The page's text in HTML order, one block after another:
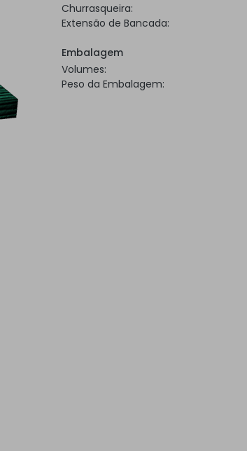
Churrasqueira:
Extensão de Bancada:
Embalagem
Volumes:
Peso da Embalagem: